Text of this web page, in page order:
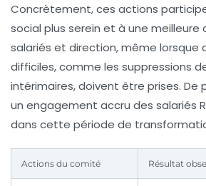
Concrètement, ces actions
social plus serein et à une meilleure
salariés et direction, même lorsque
difficiles, comme les suppressions
intérimaires, doivent être prises. De
un engagement accru des salariés
dans cette période de
Actions du comité Résultat